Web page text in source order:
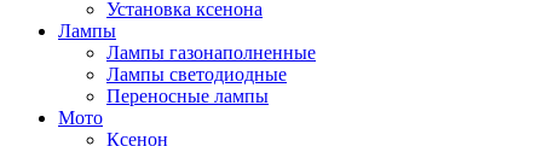
Установка ксенона
Лампы
Лампы газонаполненные
Лампы светодиодные
Переносные лампы
Мото
Ксенон